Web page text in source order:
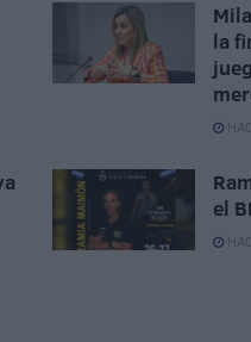
la
el